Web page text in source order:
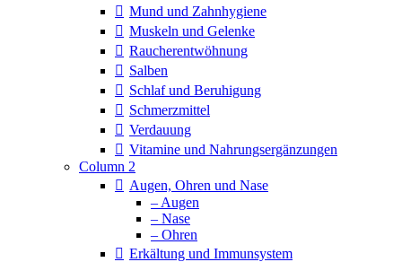
Mund und Zahnhygiene
Muskeln und Gelenke
Raucherentwöhnung
Salben
Schlaf und Beruhigung
Schmerzmittel
Verdauung
Vitamine und Nahrungsergänzungen
Column 2
Augen, Ohren und Nase
– Augen
– Nase
– Ohren
Erkältung und Immunsystem